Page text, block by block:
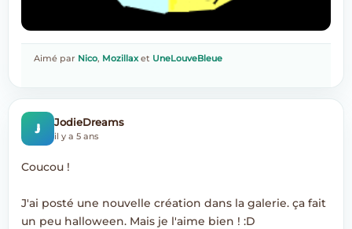
Aimé par Nico, Mozillaxet UneLouveBleue
J JodieDreams
il y a 5 ans
Coucou !
J'ai posté une nouvelle création dans la galerie. ça fait
un peu halloween. Mais je l'aime bien ! :D